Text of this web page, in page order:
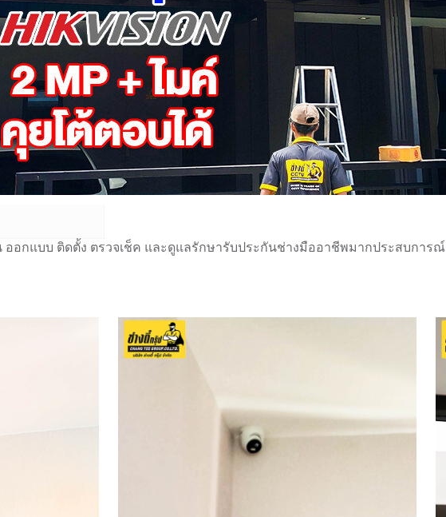
อกแบบ ติดตั้ง ตรวจเช็ค และดูแลรักษารับประกันช่างมืออาชีพมากประสบการณ์